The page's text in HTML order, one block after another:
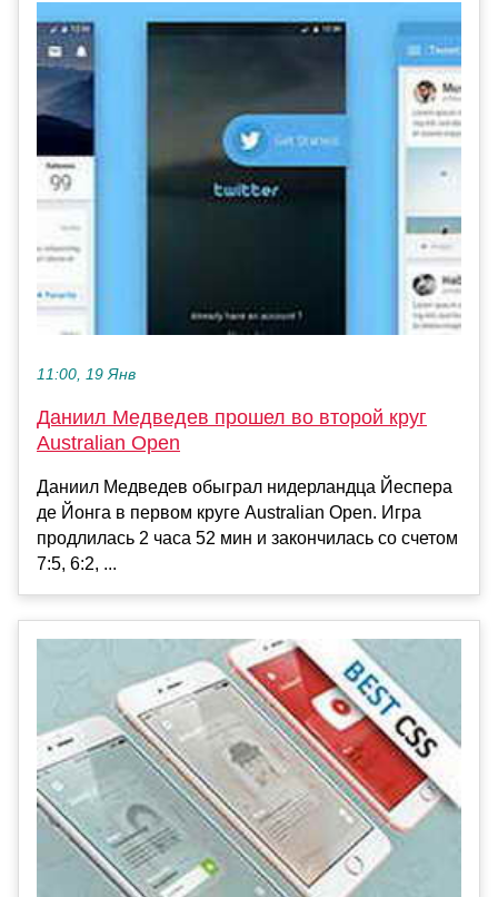
11:00, 19 Янв
Даниил Медведев прошел во второй круг
Australian Open
Даниил Медведев обыграл нидерландца Йеспера
де Йонга в первом круге Australian Open. Игра
продлилась 2 часа 52 мин и закончилась со счетом
7:5, 6:2, ...